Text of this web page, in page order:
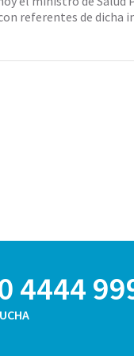
referentes de dicha
4444